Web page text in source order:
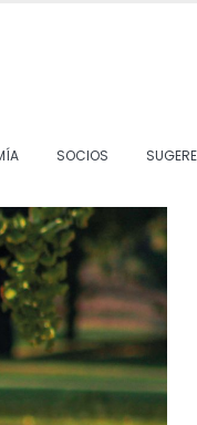
SOCIOS